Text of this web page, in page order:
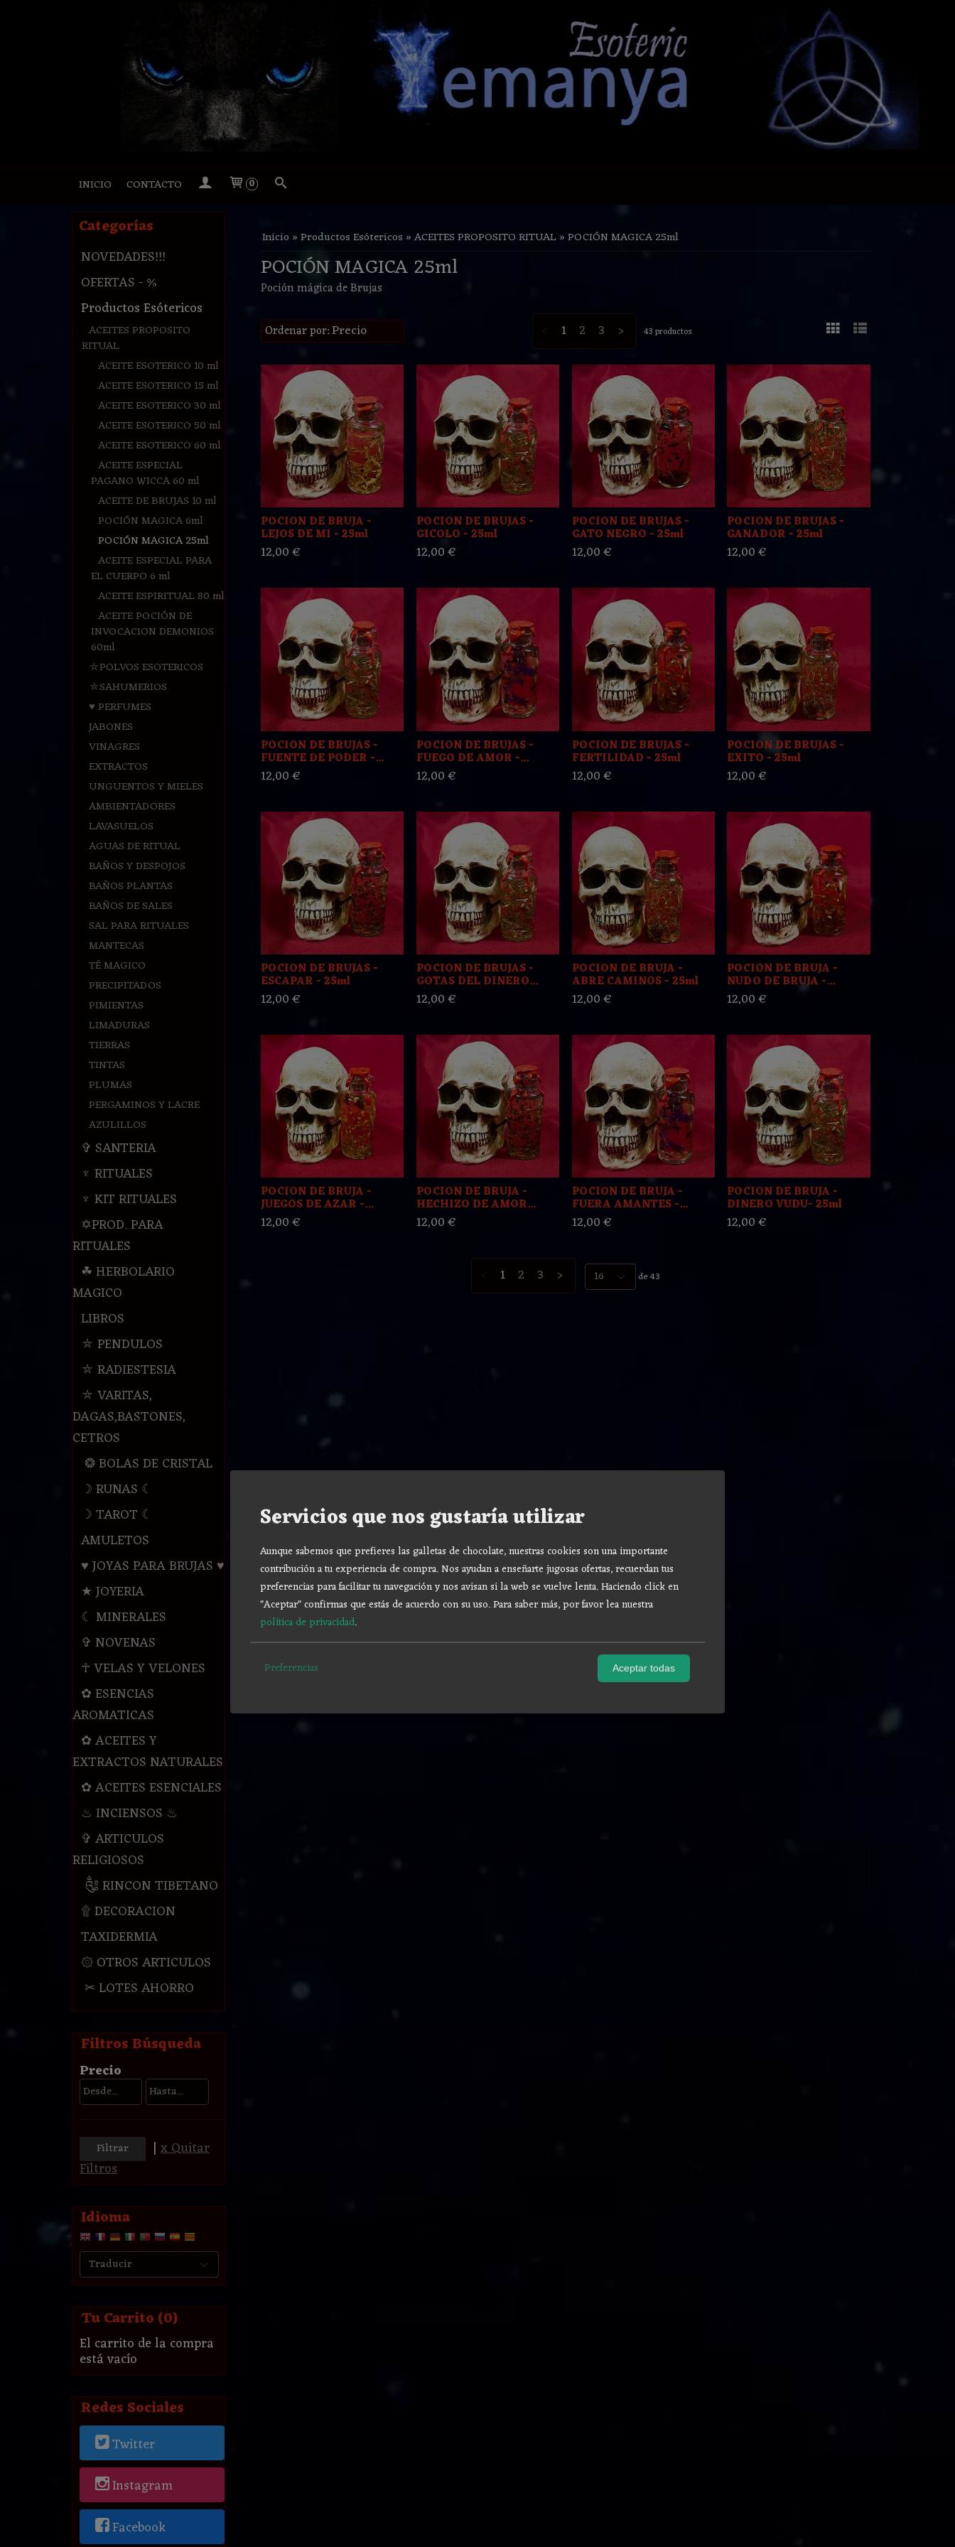
INICIO CONTACTO 0
Categorías
NOVEDADES!!!
OFERTAS - %
Productos Esótericos
ACEITES PROPOSITO
RITUAL
ACEITE ESOTERICO 10 ml
ACEITE ESOTERICO 15 ml
ACEITE ESOTERICO 30 ml
ACEITE ESOTERICO 50 ml
ACEITE ESOTERICO 60 ml
ACEITE ESPECIAL
PAGANO WICCA 60 ml
ACEITE DE BRUJAS 10 ml
POCIÓN MAGICA 6ml
POCIÓN MAGICA 25ml
ACEITE ESPECIAL PARA
EL CUERPO 6 ml
ACEITE ESPIRITUAL 80 ml
ACEITE POCIÓN DE
INVOCACION DEMONIOS
60ml
⛤POLVOS ESOTERICOS
⛤SAHUMERIOS
♥ PERFUMES
JABONES
VINAGRES
EXTRACTOS
UNGUENTOS Y MIELES
AMBIENTADORES
LAVASUELOS
AGUAS DE RITUAL
BAÑOS Y DESPOJOS
BAÑOS PLANTAS
BAÑOS DE SALES
SAL PARA RITUALES
MANTECAS
TÉ MAGICO
PRECIPITADOS
PIMIENTAS
LIMADURAS
TIERRAS
TINTAS
PLUMAS
PERGAMINOS Y LACRE
AZULILLOS
✞ SANTERIA
♆ RITUALES
♆ KIT RITUALES
✡PROD. PARA
RITUALES
☘ HERBOLARIO
MAGICO
LIBROS
⛤ PENDULOS
⛤ RADIESTESIA
⛤ VARITAS,
DAGAS,BASTONES,
CETROS
❂ BOLAS DE CRISTAL
☽ RUNAS ☾
☽ TAROT ☾
AMULETOS
♥ JOYAS PARA BRUJAS ♥
★ JOYERIA
☾ MINERALES
✞ NOVENAS
☥ VELAS Y VELONES
✿ ESENCIAS
AROMATICAS
✿ ACEITES Y
EXTRACTOS NATURALES
✿ ACEITES ESENCIALES
♨ INCIENSOS ♨
✞ ARTICULOS
RELIGIOSOS
༃ RINCON TIBETANO
۩ DECORACION
TAXIDERMIA
۞ OTROS ARTICULOS
✂ LOTES AHORRO
Filtros Búsqueda
Precio
| x Quitar
Filtros
Idioma
Tu Carrito (0)
El carrito de la compra
está vacío
Redes Sociales
Twitter
Instagram
Facebook
Inicio »Productos Esótericos »ACEITES PROPOSITO RITUAL »POCIÓN MAGICA 25ml
POCIÓN MAGICA 25ml
Poción mágica de Brujas
Ordenar por:Precio 1 2 3 > 43 productos
POCION DE BRUJA -
LEJOS DE MI - 25ml
12,00 €
POCION DE BRUJAS -
GICOLO - 25ml
12,00 €
POCION DE BRUJAS -
GATO NEGRO - 25ml
12,00 €
POCION DE BRUJAS -
GANADOR - 25ml
12,00 €
POCION DE BRUJAS -
FUENTE DE PODER -...
12,00 €
POCION DE BRUJAS -
FUEGO DE AMOR -...
12,00 €
POCION DE BRUJAS -
FERTILIDAD - 25ml
12,00 €
POCION DE BRUJAS -
EXITO - 25ml
12,00 €
POCION DE BRUJAS -
ESCAPAR - 25ml
12,00 €
POCION DE BRUJAS -
GOTAS DEL DINERO...
12,00 €
POCION DE BRUJA -
ABRE CAMINOS - 25ml
12,00 €
POCION DE BRUJA -
NUDO DE BRUJA -...
12,00 €
POCION DE BRUJA -
JUEGOS DE AZAR -...
12,00 €
POCION DE BRUJA -
HECHIZO DE AMOR...
12,00 €
POCION DE BRUJA -
FUERA AMANTES -...
12,00 €
POCION DE BRUJA -
DINERO VUDU- 25ml
12,00 €
1 2 3 > de 43
Servicios que nos gustaría utilizar
Aunque sabemos que prefieres las galletas de chocolate, nuestras cookies son una importante
contribución a tu experiencia de compra. Nos ayudan a enseñarte jugosas ofertas, recuerdan tus
preferencias para facilitar tu navegación y nos avisan si la web se vuelve lenta. Haciendo click en
"Aceptar" confirmas que estás de acuerdo con su uso.Para saber más, por favor lea nuestra
política de privacidad.
Preferencias Aceptar todas